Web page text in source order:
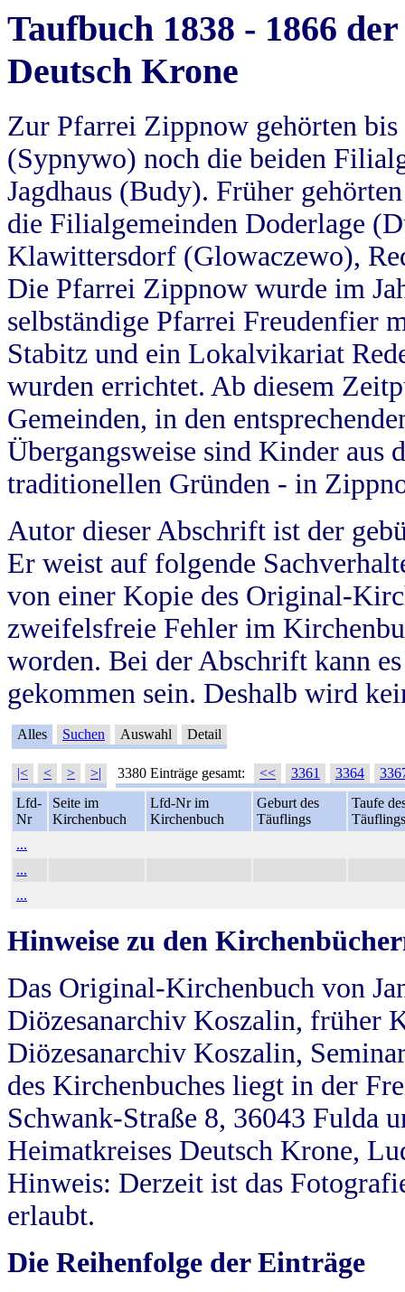
Taufbuch 1838 - 1866
Deutsch Krone
Zur Pfarrei Zippnow gehörten
(Sypnywo) noch die beiden
Jagdhaus (Budy). Früher
die Filialgemeinden Doderlage
Klawittersdorf (Glowaczewo),
Die Pfarrei Zippnow wurde im
selbständige Pfarrei Freudenfier
Stabitz und ein Lokalvikariat
wurden errichtet. Ab diesem
Gemeinden, in den
Übergangsweise sind Kinder aus
traditionellen Gründen - in
Autor dieser Abschrift ist der
Er weist auf folgende
von einer Kopie des Original-
zweifelsfreie Fehler im
worden. Bei der Abschrift kann
gekommen sein. Deshalb wird
Alles Suchen Auswahl Detail
|< < > >| 3380 Einträge gesamt: << 3361 3364
Lfd-
Nr
Seite im
Kirchenbuch
Lfd-Nr im
Kirchenbuch
Geburt des
Täuflings
Taufe
Täuflings
...
...
...
Hinweise zu den
Das Original-Kirchenbuch von
Diözesanarchiv Koszalin, früher
Diözesanarchiv Koszalin,
des Kirchenbuches liegt in der
Schwank-Straße 8, 36043 Fulda
Heimatkreises Deutsch Krone,
Hinweis: Derzeit ist das
erlaubt.
Die Reihenfolge der Einträge